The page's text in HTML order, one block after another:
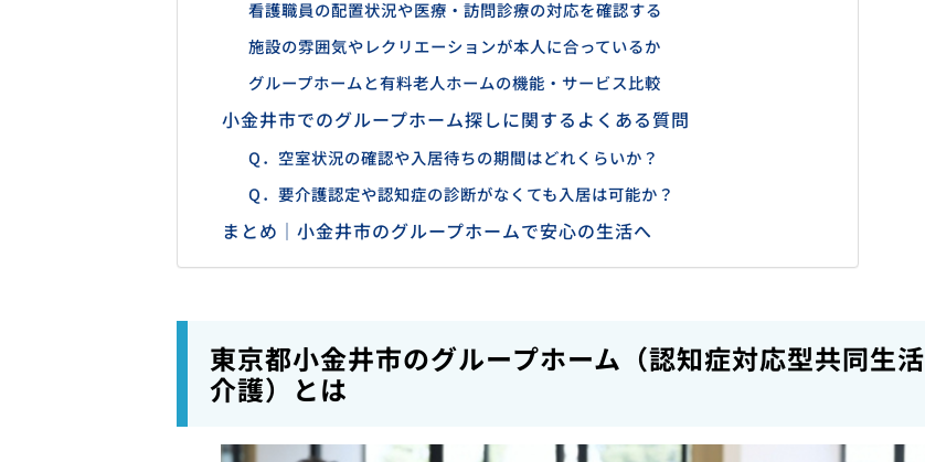
看護職員の配置状況や医療・訪問診療の対応を確認する
施設の雰囲気やレクリエーションが本人に合っているか
グループホームと有料老人ホームの機能・サービス比較
小金井市でのグループホーム探しに関するよくある質問
Q．空室状況の確認や入居待ちの期間はどれくらいか？
Q．要介護認定や認知症の診断がなくても入居は可能か？
まとめ｜小金井市のグループホームで安心の生活へ
東京都小金井市のグループホーム（認知症対応型共同生活
介護）とは